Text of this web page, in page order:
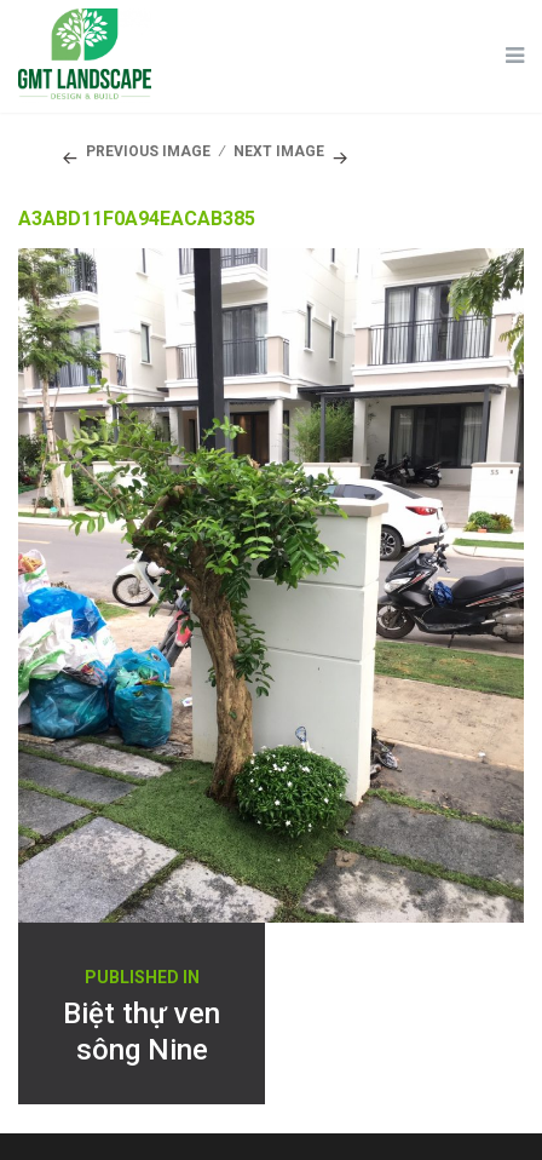
PREVIOUS IMAGE NEXT IMAGE
A3ABD11F0A94EACAB385
hướng
bài
viết
PUBLISHED IN
Biệt thự ven
sông Nine